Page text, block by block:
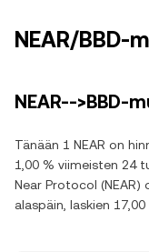
NEAR/BBD-
NEAR-->BBD-
Tänään 1 NEAR on
1,00 % viimeisten 24
Near Protocol (NEAR)
alaspäin, laskien